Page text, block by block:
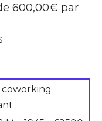
600,00€ par
coworking